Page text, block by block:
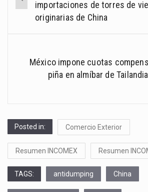
importaciones de torres de
originarias de China
México impone cuotas
piña en almíbar de
Posted in: Comercio Exterior
Resumen INCOMEX Resumen
TAGS: antidumping China